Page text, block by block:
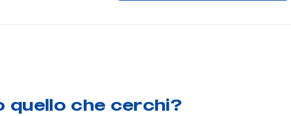
quello che cerchi?